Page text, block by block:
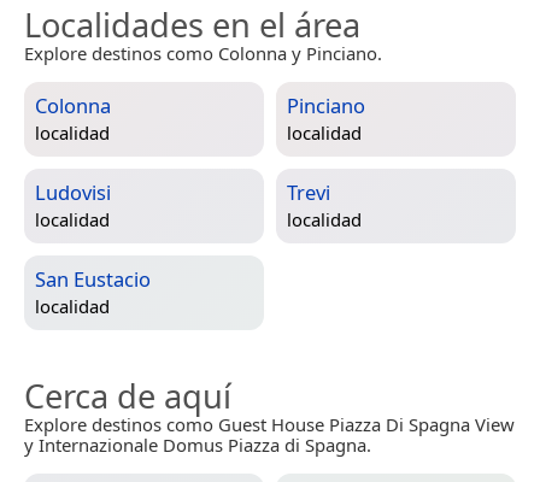
Localidades en el área
Explore destinos como Colonna y Pinciano.
Colonna
localidad
Pinciano
localidad
Ludovisi
localidad
Trevi
localidad
San Eustacio
localidad
Cerca de aquí
Explore destinos como Guest House Piazza Di Spagna View
y Internazionale Domus Piazza di Spagna.